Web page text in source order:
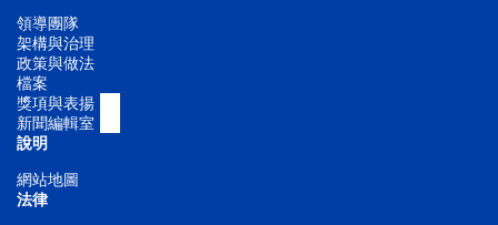
領導團隊
架構與治理
政策與做法
檔案
獎項與表揚
新聞編輯室
說明
網站地圖
法律